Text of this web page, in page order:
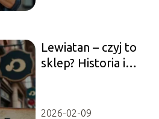
Lewiatan – czyj to
sklep? Historia i
2026-02-09